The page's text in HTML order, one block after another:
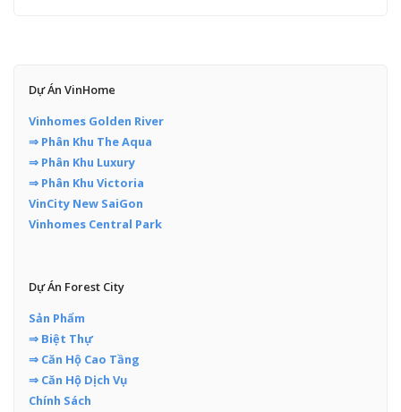
Dự Án VinHome
Vinhomes Golden River
⇒ Phân Khu The Aqua
⇒ Phân Khu Luxury
⇒ Phân Khu Victoria
VinCity New SaiGon
Vinhomes Central Park
Dự Án Forest City
Sản Phẩm
⇒ Biệt Thự
⇒ Căn Hộ Cao Tầng
⇒ Căn Hộ Dịch Vụ
Chính Sách